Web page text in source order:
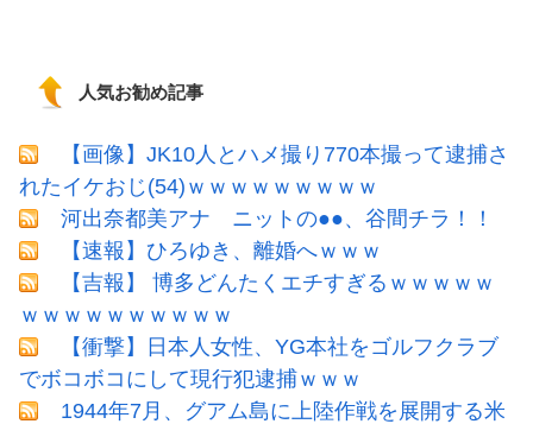
人気お勧め記事
【画像】JK10人とハメ撮り770本撮って逮捕さ
れたイケおじ(54)ｗｗｗｗｗｗｗｗｗ
河出奈都美アナ ニットの●●、谷間チラ！！
【速報】ひろゆき、離婚へｗｗｗ
【吉報】 博多どんたくエチすぎるｗｗｗｗｗ
ｗｗｗｗｗｗｗｗｗｗ
【衝撃】日本人女性、YG本社をゴルフクラブ
でボコボコにして現行犯逮捕ｗｗｗ
1944年7月、グアム島に上陸作戦を展開する米